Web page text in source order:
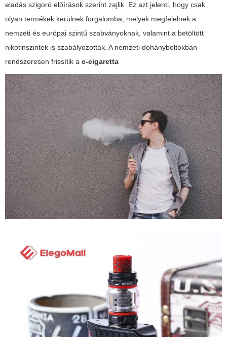
eladás szigorú előírások szerint zajlik. Ez azt jelenti, hogy csak
olyan termékek kerülnek forgalomba, melyek megfelelnek a
nemzeti és európai szintű szabványoknak, valamint a betöltött
nikotinszintek is szabályozottak. A nemzeti dohányboltokban
rendszeresen frissítik a e-cigaretta